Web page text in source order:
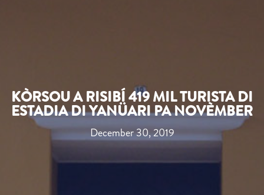
KÒRSOU A RISIBÍ 419 MIL TURISTA DI
ESTADIA DI YANÜARI PA NOVÈMBER
December 30, 2019